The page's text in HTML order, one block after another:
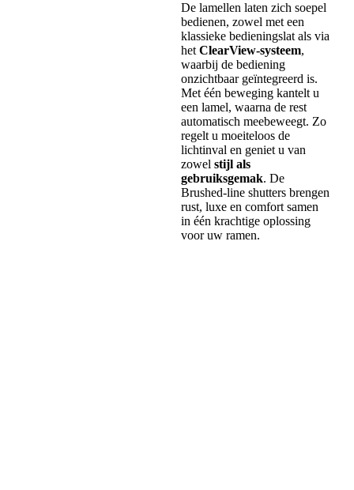
De lamellen laten zich soepel
bedienen, zowel met een
klassieke bedieningslat als via
het ClearView-systeem,
waarbij de bediening
onzichtbaar geïntegreerd is.
Met één beweging kantelt u
een lamel, waarna de rest
automatisch meebeweegt. Zo
regelt u moeiteloos de
lichtinval en geniet u van
zowel stijl als
gebruiksgemak. De
Brushed-line shutters brengen
rust, luxe en comfort samen
in één krachtige oplossing
voor uw ramen.